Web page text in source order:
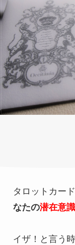
タロットカー
なたの潜在意識
イザ！と言う